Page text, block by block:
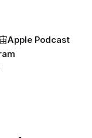
Apple Podcast